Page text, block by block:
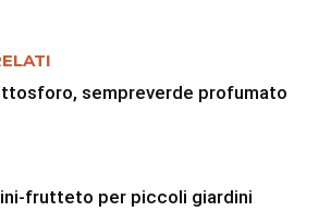
sempreverde profumato
frutteto per piccoli giardini